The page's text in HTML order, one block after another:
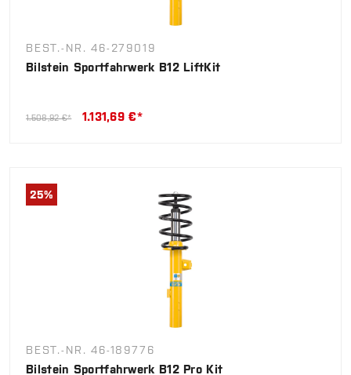
BEST.-NR. 46-279019
Bilstein Sportfahrwerk B12 LiftKit
1.508,92 €* 1.131,69 €*
25%
BEST.-NR. 46-189776
Bilstein Sportfahrwerk B12 Pro Kit